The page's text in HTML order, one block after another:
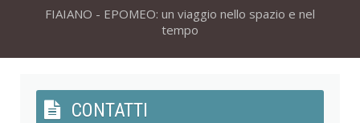
FIAIANO - EPOMEO: un viaggio nello spazio e nel
tempo
CONTATTI